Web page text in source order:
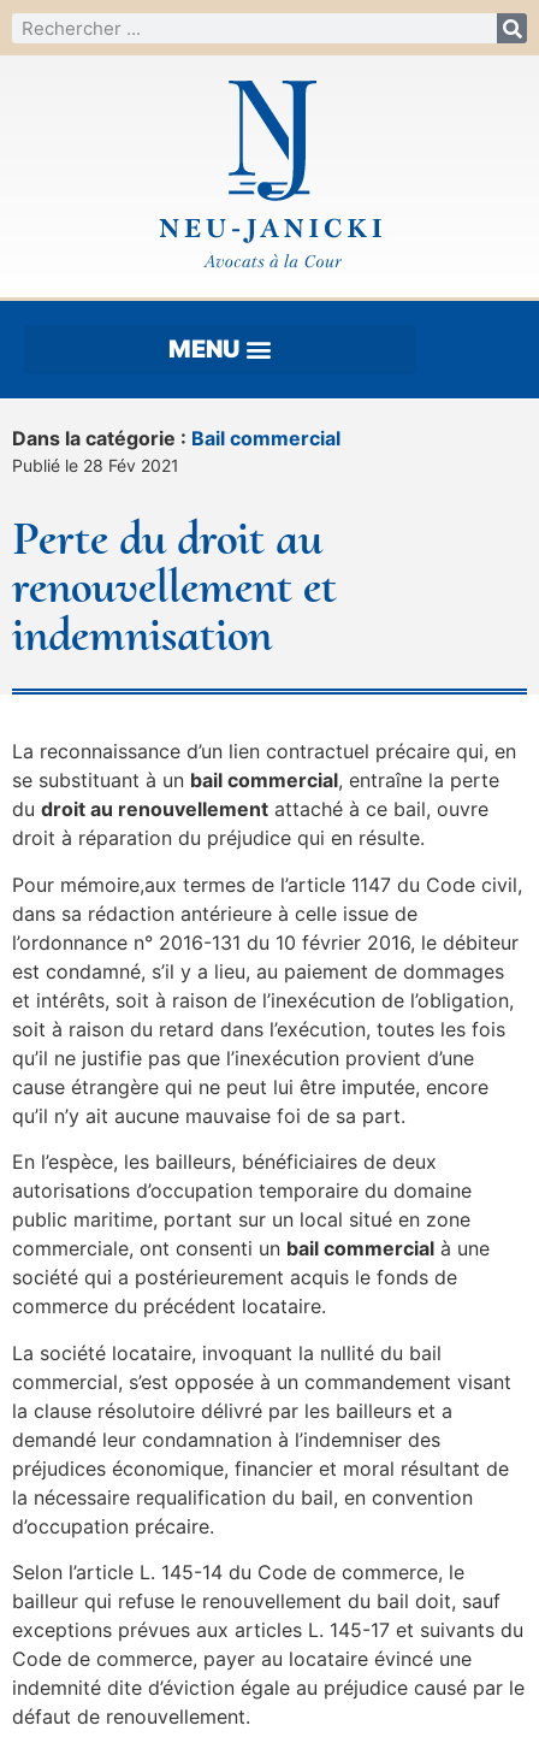
Dans la catégorie : Bail commercial
Publié le 28 Fév 2021
Perte du droit au
renouvellement et
indemnisation
La reconnaissance d’un lien contractuel précaire qui, en
se substituant à un bail commercial, entraîne la perte
du droit au renouvellement attaché à ce bail, ouvre
droit à réparation du préjudice qui en résulte.
Pour mémoire,aux termes de l’article 1147 du Code civil,
dans sa rédaction antérieure à celle issue de
l’ordonnance n° 2016-131 du 10 février 2016, le débiteur
est condamné, s’il y a lieu, au paiement de dommages
et intérêts, soit à raison de l’inexécution de l’obligation,
soit à raison du retard dans l’exécution, toutes les fois
qu’il ne justifie pas que l’inexécution provient d’une
cause étrangère qui ne peut lui être imputée, encore
qu’il n’y ait aucune mauvaise foi de sa part.
En l’espèce, les bailleurs, bénéficiaires de deux
autorisations d’occupation temporaire du domaine
public maritime, portant sur un local situé en zone
commerciale, ont consenti un bail commercial à une
société qui a postérieurement acquis le fonds de
commerce du précédent locataire.
La société locataire, invoquant la nullité du bail
commercial, s’est opposée à un commandement visant
la clause résolutoire délivré par les bailleurs et a
demandé leur condamnation à l’indemniser des
préjudices économique, financier et moral résultant de
la nécessaire requalification du bail, en convention
d’occupation précaire.
Selon l’article L. 145-14 du Code de commerce, le
bailleur qui refuse le renouvellement du bail doit, sauf
exceptions prévues aux articles L. 145-17 et suivants du
Code de commerce, payer au locataire évincé une
indemnité dite d’éviction égale au préjudice causé par le
défaut de renouvellement.